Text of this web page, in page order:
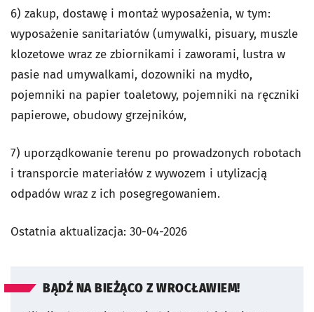
6) zakup, dostawę i montaż wyposażenia, w tym:
wyposażenie sanitariatów (umywalki, pisuary, muszle
klozetowe wraz ze zbiornikami i zaworami, lustra w
pasie nad umywalkami, dozowniki na mydło,
pojemniki na papier toaletowy, pojemniki na ręczniki
papierowe, obudowy grzejników,
7) uporządkowanie terenu po prowadzonych robotach
i transporcie materiałów z wywozem i utylizacją
odpadów wraz z ich posegregowaniem.
Ostatnia aktualizacja: 30-04-2026
BĄDŹ NA BIEŻĄCO Z WROCŁAWIEM!